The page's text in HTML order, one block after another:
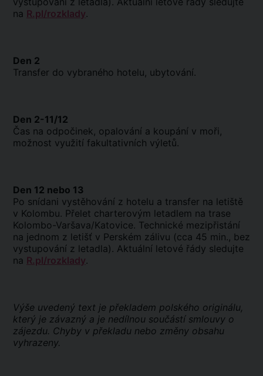
na R.pl/rozklady.
Den 2
Transfer do vybraného hotelu, ubytování.
Den 2-11/12
Čas na odpočinek, opalování a koupání v moři,
možnost využití fakultativních výletů.
Den 12 nebo 13
Po snídani vystěhování z hotelu a transfer na letiště
v Kolombu. Přelet charterovým letadlem na trase
Kolombo-Varšava/Katovice. Technické mezipřistání
na jednom z letišť v Perském zálivu (cca 45 min., bez
vystupování z letadla). Aktuální letové řády sledujte
na R.pl/rozklady.
Výše uvedený text je překladem polského originálu,
který je závazný a je nedílnou součástí smlouvy o
zájezdu. Chyby v překladu nebo změny obsahu
vyhrazeny.